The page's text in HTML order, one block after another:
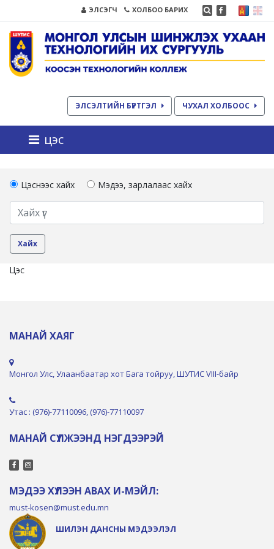
ЭЛСЭГЧ ХОЛБОО БАРИХ
ЭЛСЭЛТИЙН БҮРТГЭЛ ЧУХАЛ ХОЛБООС
цэс
Цэс
Цэснээс хайх Мэдээ, зарлалаас хайх
МАНАЙ ХАЯГ
Монгол Улс, Улаанбаатар хот Бага тойруу, ШУТИС VIII-байр
Утас : (976)-77110096, (976)-77110097
МАНАЙ СҮЛЖЭЭНД НЭГДЭЭРЭЙ
МЭДЭЭ ХҮЛЭЭН АВАХ И-МЭЙЛ:
must-kosen@must.edu.mn
ШИЛЭН ДАНСНЫ МЭДЭЭЛЭЛ